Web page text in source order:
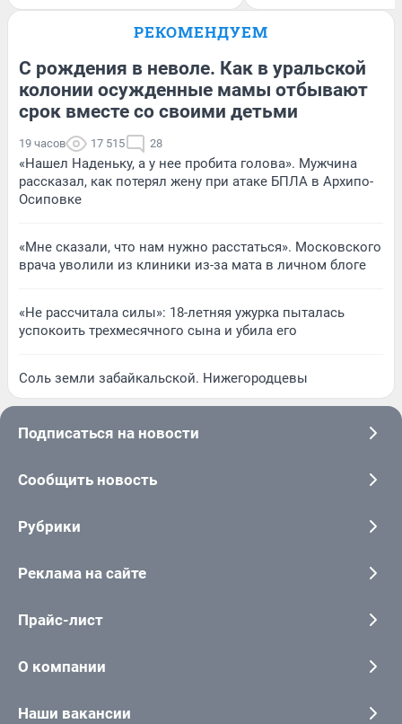
РЕКОМЕНДУЕМ
С рождения в неволе. Как в уральской
колонии осужденные мамы отбывают
срок вместе со своими детьми
19 часов 17 515 28
«Нашел Наденьку, а у нее пробита голова». Мужчина
рассказал, как потерял жену при атаке БПЛА в Архипо-
Осиповке
«Мне сказали, что нам нужно расстаться». Московского
врача уволили из клиники из-за мата в личном блоге
«Не рассчитала силы»: 18-летняя ужурка пыталась
успокоить трехмесячного сына и убила его
Соль земли забайкальской. Нижегородцевы
Подписаться на новости
Сообщить новость
Рубрики
Реклама на сайте
Прайс-лист
О компании
Наши вакансии